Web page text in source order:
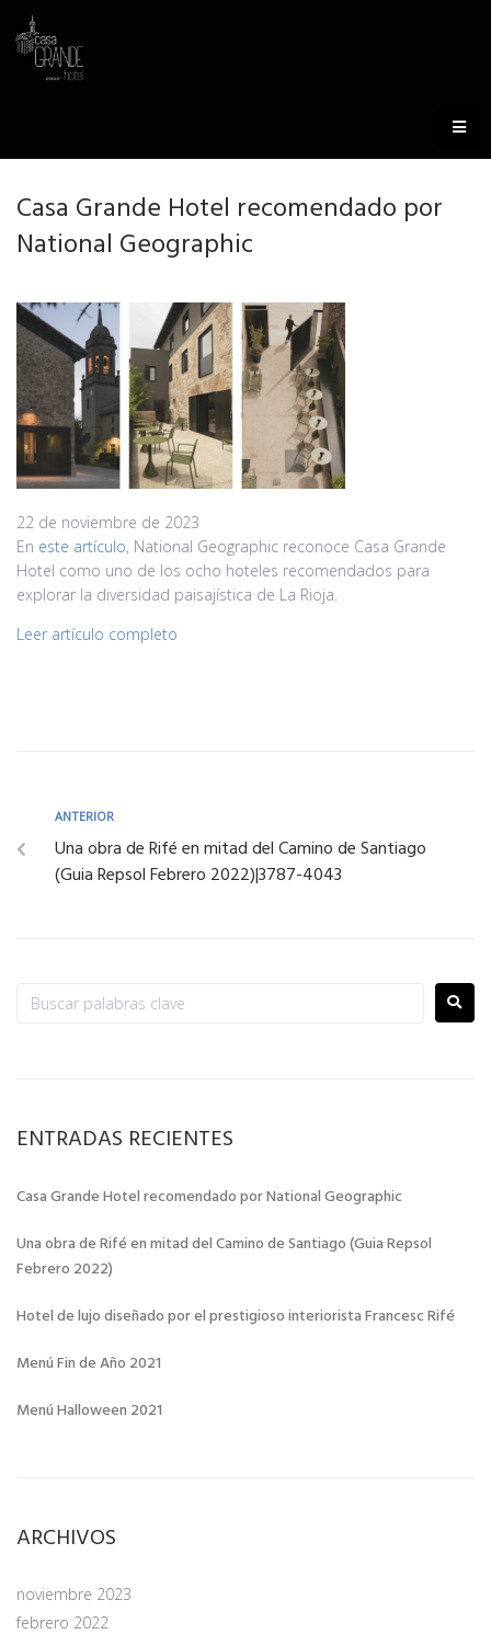
Casa Grande Hotel recomendado por
National Geographic
22 de noviembre de 2023
En este artículo, National Geographic reconoce Casa Grande
Hotel como uno de los ocho hoteles recomendados para
explorar la diversidad paisajística de La Rioja.
Leer artículo completo
ANTERIOR
Una obra de Rifé en mitad del Camino de Santiago
(Guia Repsol Febrero 2022)|3787-4043
ENTRADAS RECIENTES
Casa Grande Hotel recomendado por National Geographic
Una obra de Rifé en mitad del Camino de Santiago (Guia Repsol
Febrero 2022)
Hotel de lujo diseñado por el prestigioso interiorista Francesc Rifé
Menú Fin de Año 2021
Menú Halloween 2021
ARCHIVOS
noviembre 2023
febrero 2022